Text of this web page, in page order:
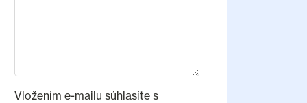
Vložením e-mailu súhlasíte s